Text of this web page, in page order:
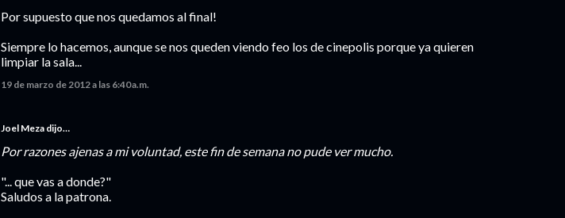
Por supuesto que nos quedamos al final!
Siempre lo hacemos, aunque se nos queden viendo feo los de cinepolis porque ya quieren
limpiar la sala...
19 de marzo de 2012 a las 6:40 a.m.
Joel Meza dijo…
Por razones ajenas a mi voluntad, este fin de semana no pude ver mucho.
"... que vas a donde?"
Saludos a la patrona.